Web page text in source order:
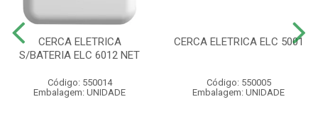
CERCA ELETRICA
S/BATERIA ELC 6012 NET
Código: 550014
Embalagem: UNIDADE
CERCA ELETRICA ELC 5001
Código: 550005
Embalagem: UNIDADE